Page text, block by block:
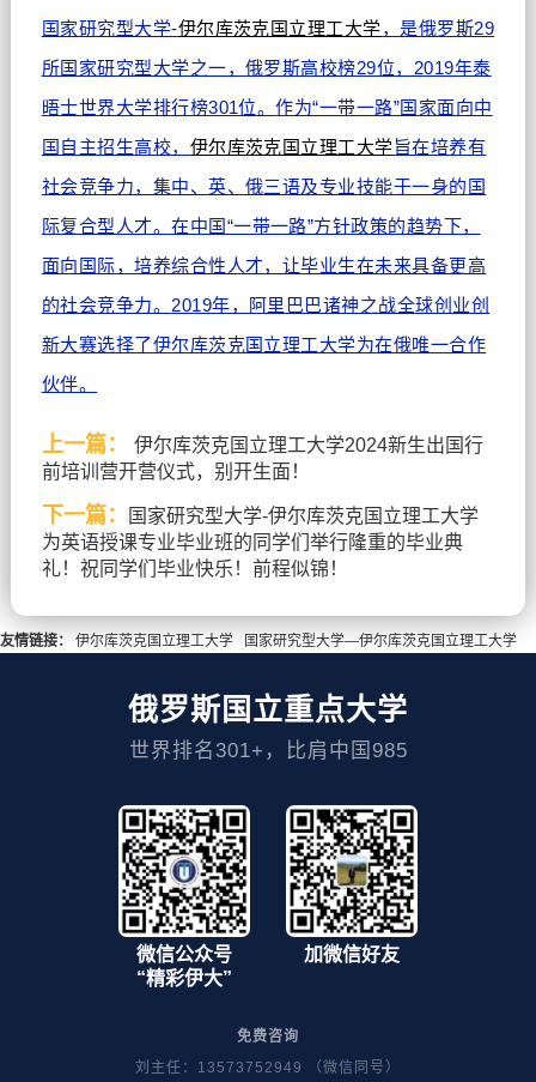
国家研究型大学-伊尔库茨克国立理工大学，是俄罗斯29
所国家研究型大学之一，俄罗斯高校榜29位，2019年泰
晤士世界大学排行榜301位。作为“一带一路”国家面向中
国自主招生高校， 伊尔库茨克国立理工大学旨在培养有
社会竞争力，集中、英、俄三语及专业技能于一身的国
际复合型人才。在中国“一带一路”方针政策的趋势下，
面向国际，培养综合性人才，让毕业生在未来具备更高
的社会竞争力。 2019年，阿里巴巴诸神之战全球创业创
新大赛选择了伊尔库茨克国立理工大学为在俄唯一合作
伙伴。
上一篇：
伊尔库茨克国立理工大学2024新生出国行
前培训营开营仪式，别开生面！
下一篇：
国家研究型大学-伊尔库茨克国立理工大学
为英语授课专业毕业班的同学们举行隆重的毕业典
礼！祝同学们毕业快乐！前程似锦！
友情链接： 伊尔库茨克国立理工大学 国家研究型大学—伊尔库茨克国立理工大学
俄罗斯国立重点大学
世界排名301+，比肩中国985
微信公众号
“精彩伊大”
加微信好友
免费咨询
刘主任：13573752949 （微信同号）